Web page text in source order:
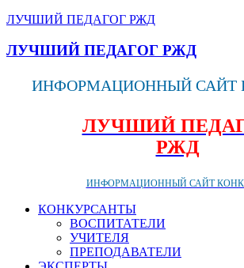
ЛУЧШИЙ ПЕДАГОГ РЖД
ЛУЧШИЙ ПЕДАГОГ РЖД
ИНФОРМАЦИОННЫЙ САЙТ
ЛУЧШИЙ
РЖД
ИНФОРМАЦИОННЫЙ САЙТ
КОНКУРСАНТЫ
ВОСПИТАТЕЛИ
УЧИТЕЛЯ
ПРЕПОДАВАТЕЛИ